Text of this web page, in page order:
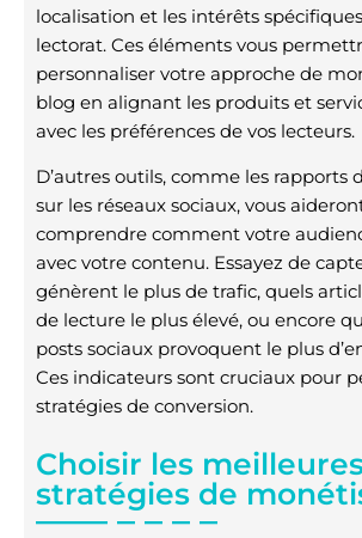
localisation et les intérêts
lectorat. Ces éléments vous
personnaliser votre approche de
blog en alignant les produits et
avec les préférences de vos lecteurs.
D’autres outils, comme les rapports
sur les réseaux sociaux, vous
comprendre comment votre
avec votre contenu. Essayez de
génèrent le plus de trafic, quels
de lecture le plus élevé, ou encore
posts sociaux provoquent le plus
Ces indicateurs sont cruciaux pour
stratégies de conversion.
Choisir les
stratégies de